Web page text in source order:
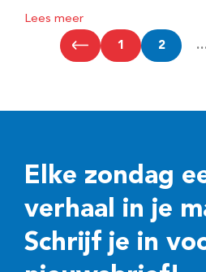
Lees meer
1 2
Elke zondag
verhaal in je
Schrijf je in